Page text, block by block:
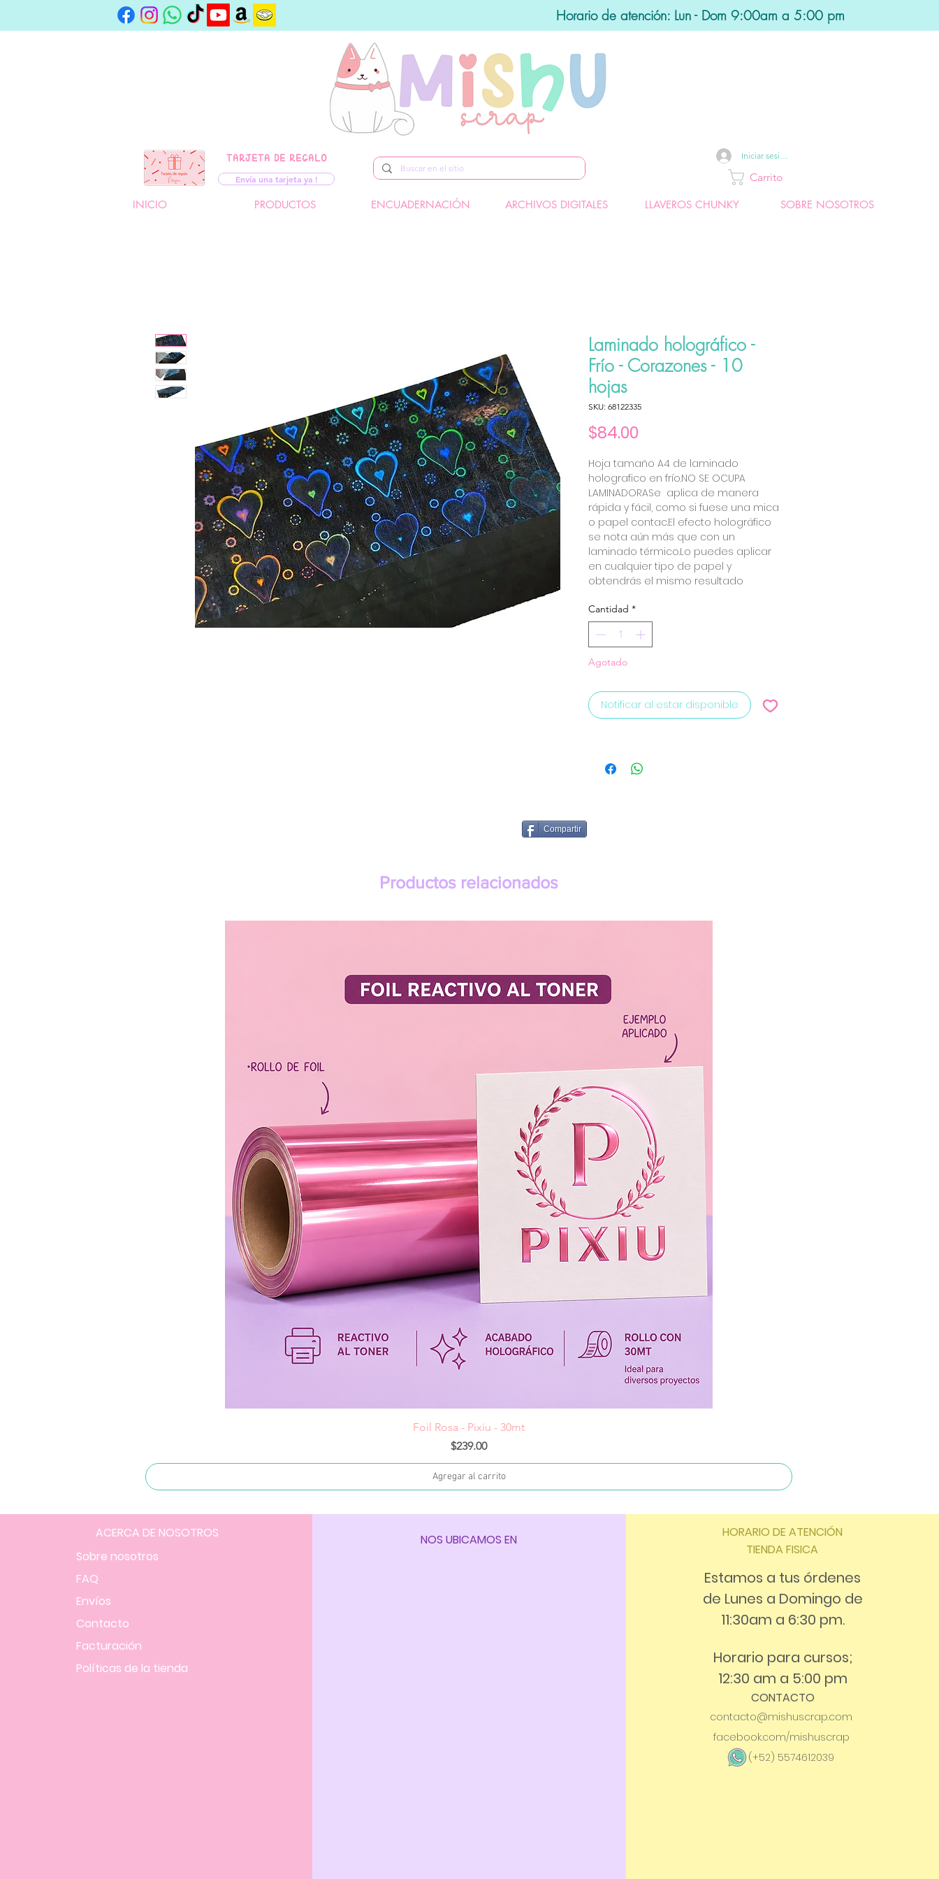
Horario de atención: Lun - Dom 9:00am a 5:00 pm
TARJETA DE REGALO
Envía una tarjeta ya !
Iniciar sesión
Carrito
INICIO PRODUCTOS ENCUADERNACIÓN ARCHIVOS DIGITALES LLAVEROS CHUNKY SOBRE NOSOTROS
Laminado holográfico -
Frío - Corazones - 10
hojas
SKU: 68122335
$84.00
Hoja tamaño A4 de laminado
holografico en frío.NO SE OCUPA
LAMINADORASe  aplica de manera
rápida y fácil, como si fuese una mica
o papel contac.El efecto holográfico
se nota aún más que con un
laminado térmico.Lo puedes aplicar
en cualquier tipo de papel y
obtendrás el mismo resultado
Cantidad *
Agotado
Notificar al estar disponible
Compartir
Productos relacionados
Vista rápida
Foil Rosa - Pixiu - 30mt
Precio
$239.00
Agregar al carrito
ACERCA DE NOSOTROS
Sobre nosotros
FAQ
Envíos
Contacto
Facturación
Políticas de la tienda
NOS UBICAMOS EN
HORARIO DE ATENCIÓN
TIENDA FISICA
Estamos a tus órdenes
de Lunes a Domingo de
11:30am a 6:30 pm.
Horario para cursos;
12:30 am a 5:00 pm
CONTACTO
contacto@mishuscrap.com
facebook.com/mishuscrap
(+52) 5574612039